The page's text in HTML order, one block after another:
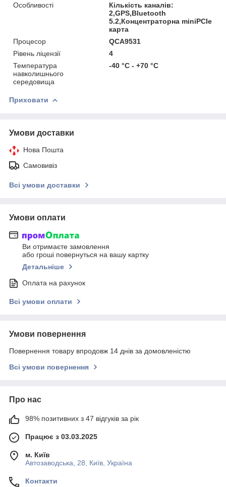
Особливості
Кількість каналів:
2,GPS,Bluetooth
5.2,Концентраторна miniPCIe
карта
Процесор
QCA9531
Рівень ліцензії
4
Температура
навколишнього
середовища
-40 °C - +70 °C
Приховати
Умови доставки
Нова Пошта
Самовивіз
Всі умови доставки
Умови оплати
Ви отримаєте замовлення
або гроші повернуться на вашу картку
Детальніше
Оплата на рахунок
Всі умови оплати
Умови повернення
Повернення товару впродовж 14 днів за домовленістю
Всі умови повернення
Про нас
98% позитивних з 47 відгуків за рік
Працює з 03.03.2025
м. Київ
Автозаводська, 28, Київ, Україна
Контакти